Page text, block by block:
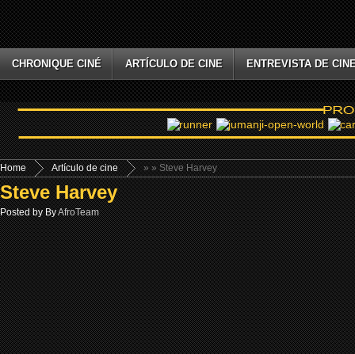
CHRONIQUE CINÉ ARTÍCULO DE CINE ENTREVISTA DE
Home »
Artículo de cine » Steve Harvey
Steve Harvey
Posted by ByAfroTeam